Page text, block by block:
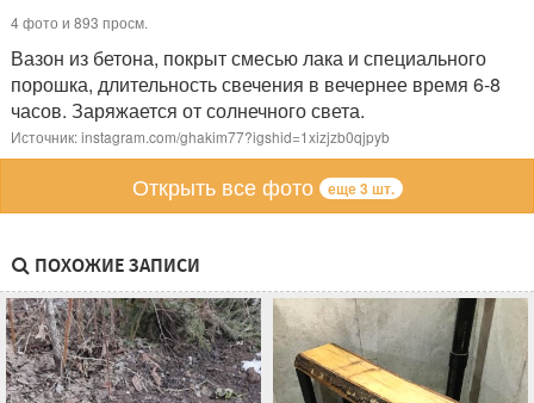
4 фото и 893 просм.
Вазон из бетона, покрыт смесью лака и специального
порошка, длительность свечения в вечернее время 6-8
часов. Заряжается от солнечного света.
Источник: instagram.com/ghakim77?igshid=1xizjzb0qjpyb
Открыть все фото еще 3 шт.
ПОХОЖИЕ ЗАПИСИ